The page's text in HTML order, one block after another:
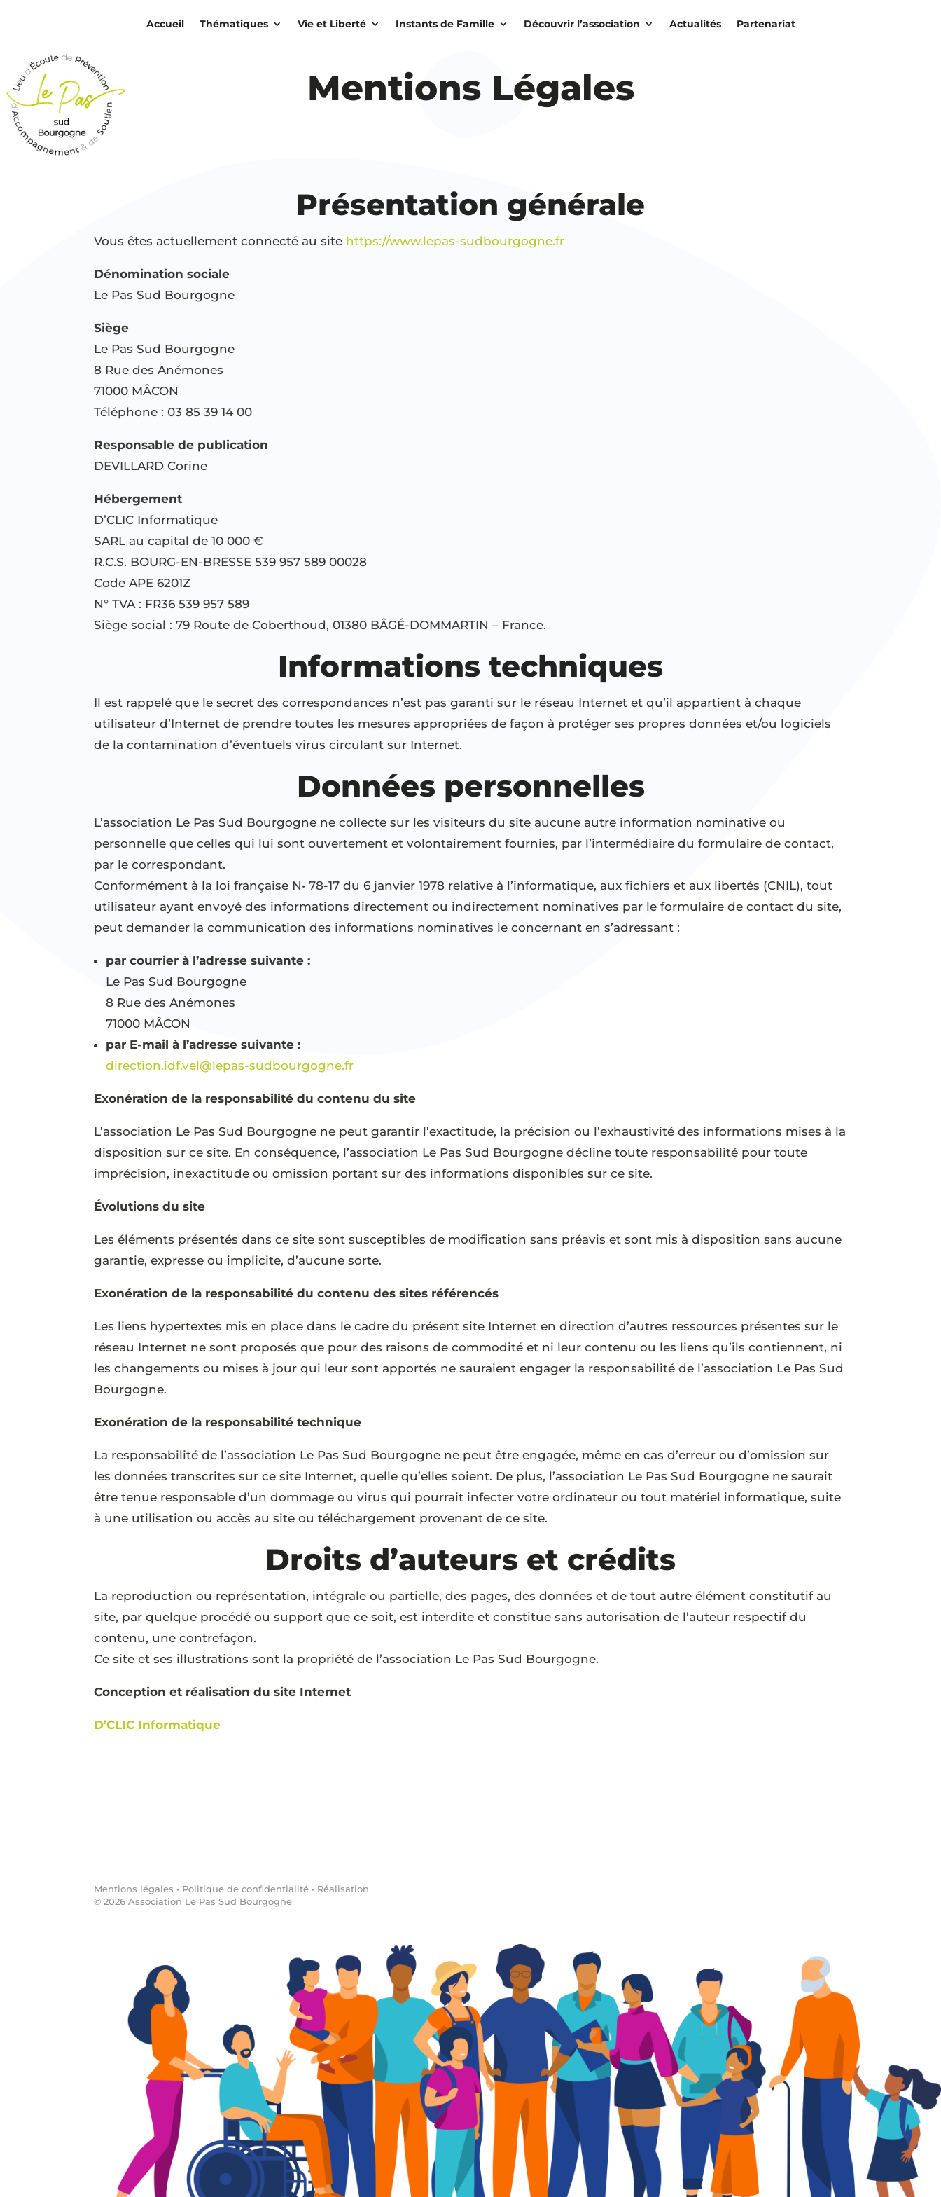
Accueil Thématiques Vie et Liberté Instants de Famille Découvrir l’association Actualités Partenariat
Mentions Légales
Présentation générale
Vous êtes actuellement connecté au site https://www.lepas-sudbourgogne.fr
Dénomination sociale
Le Pas Sud Bourgogne
Siège
Le Pas Sud Bourgogne
8 Rue des Anémones
71000 MÂCON
Téléphone : 03 85 39 14 00
Responsable de publication
DEVILLARD Corine
Hébergement
D’CLIC Informatique
SARL au capital de 10 000 €
R.C.S. BOURG-EN-BRESSE 539 957 589 00028
Code APE 6201Z
N° TVA : FR36 539 957 589
Siège social : 79 Route de Coberthoud, 01380 BÂGÉ-DOMMARTIN – France.
Informations techniques
Il est rappelé que le secret des correspondances n’est pas garanti sur le réseau Internet et qu’il appartient à chaque
utilisateur d’Internet de prendre toutes les mesures appropriées de façon à protéger ses propres données et/ou logiciels
de la contamination d’éventuels virus circulant sur Internet.
Données personnelles
L’association Le Pas Sud Bourgogne ne collecte sur les visiteurs du site aucune autre information nominative ou
personnelle que celles qui lui sont ouvertement et volontairement fournies, par l’intermédiaire du formulaire de contact,
par le correspondant.
Conformément à la loi française N• 78-17 du 6 janvier 1978 relative à l’informatique, aux fichiers et aux libertés (CNIL), tout
utilisateur ayant envoyé des informations directement ou indirectement nominatives par le formulaire de contact du site,
peut demander la communication des informations nominatives le concernant en s’adressant :
par courrier à l’adresse suivante :
Le Pas Sud Bourgogne
8 Rue des Anémones
71000 MÂCON
par E-mail à l’adresse suivante :
direction.idf.vel@lepas-sudbourgogne.fr
Exonération de la responsabilité du contenu du site
L’association Le Pas Sud Bourgogne ne peut garantir l’exactitude, la précision ou l’exhaustivité des informations mises à la
disposition sur ce site. En conséquence, l’association Le Pas Sud Bourgogne décline toute responsabilité pour toute
imprécision, inexactitude ou omission portant sur des informations disponibles sur ce site.
Évolutions du site
Les éléments présentés dans ce site sont susceptibles de modification sans préavis et sont mis à disposition sans aucune
garantie, expresse ou implicite, d’aucune sorte.
Exonération de la responsabilité du contenu des sites référencés
Les liens hypertextes mis en place dans le cadre du présent site Internet en direction d’autres ressources présentes sur le
réseau Internet ne sont proposés que pour des raisons de commodité et ni leur contenu ou les liens qu’ils contiennent, ni
les changements ou mises à jour qui leur sont apportés ne sauraient engager la responsabilité de l’association Le Pas Sud
Bourgogne.
Exonération de la responsabilité technique
La responsabilité de l’association Le Pas Sud Bourgogne ne peut être engagée, même en cas d’erreur ou d’omission sur
les données transcrites sur ce site Internet, quelle qu’elles soient. De plus, l’association Le Pas Sud Bourgogne ne saurait
être tenue responsable d’un dommage ou virus qui pourrait infecter votre ordinateur ou tout matériel informatique, suite
à une utilisation ou accès au site ou téléchargement provenant de ce site.
Droits d’auteurs et crédits
La reproduction ou représentation, intégrale ou partielle, des pages, des données et de tout autre élément constitutif au
site, par quelque procédé ou support que ce soit, est interdite et constitue sans autorisation de l’auteur respectif du
contenu, une contrefaçon.
Ce site et ses illustrations sont la propriété de l’association Le Pas Sud Bourgogne.
Conception et réalisation du site Internet
D’CLIC Informatique
Mentions légales • Politique de confidentialité • Réalisation
©2026 Association Le Pas Sud Bourgogne